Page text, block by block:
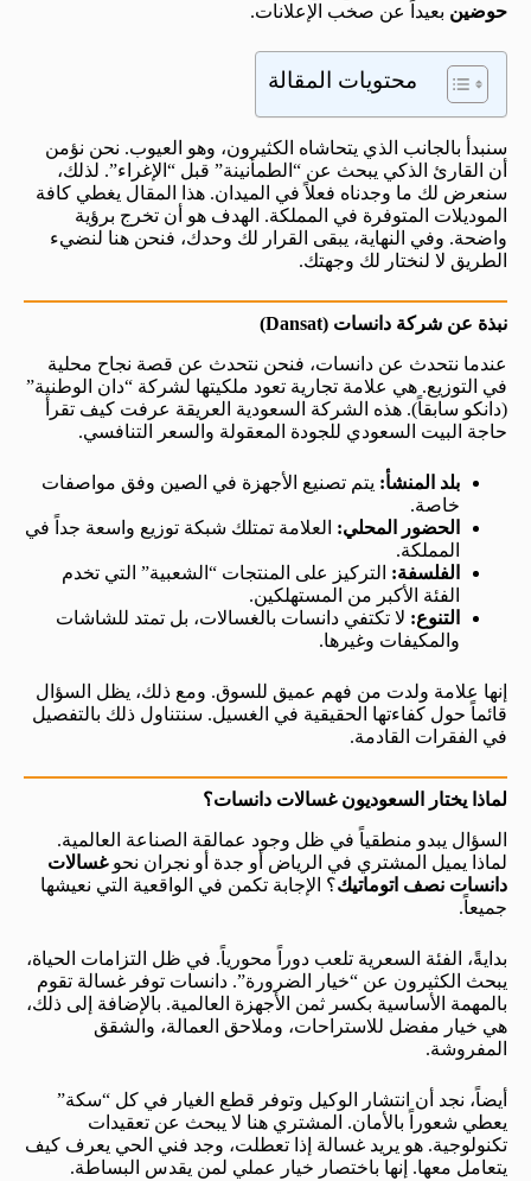
حوضين بعيداً عن صخب الإعلانات.
محتويات المقالة
سنبدأ بالجانب الذي يتحاشاه الكثيرون، وهو العيوب. نحن نؤمن
أن القارئ الذكي يبحث عن “الطمأنينة” قبل “الإغراء”. لذلك،
سنعرض لك ما وجدناه فعلاً في الميدان. هذا المقال يغطي كافة
الموديلات المتوفرة في المملكة. الهدف هو أن تخرج برؤية
واضحة. وفي النهاية، يبقى القرار لك وحدك، فنحن هنا لنضيء
الطريق لا لنختار لك وجهتك.
نبذة عن شركة دانسات (Dansat)
عندما نتحدث عن دانسات، فنحن نتحدث عن قصة نجاح محلية
في التوزيع. هي علامة تجارية تعود ملكيتها لشركة “دان الوطنية”
(دانكو سابقاً). هذه الشركة السعودية العريقة عرفت كيف تقرأ
حاجة البيت السعودي للجودة المعقولة والسعر التنافسي.
بلد المنشأ: يتم تصنيع الأجهزة في الصين وفق مواصفات
خاصة.
الحضور المحلي: العلامة تمتلك شبكة توزيع واسعة جداً في
المملكة.
الفلسفة: التركيز على المنتجات “الشعبية” التي تخدم
الفئة الأكبر من المستهلكين.
التنوع: لا تكتفي دانسات بالغسالات، بل تمتد للشاشات
والمكيفات وغيرها.
إنها علامة ولدت من فهم عميق للسوق. ومع ذلك، يظل السؤال
قائماً حول كفاءتها الحقيقية في الغسيل. سنتناول ذلك بالتفصيل
في الفقرات القادمة.
لماذا يختار السعوديون غسالات دانسات؟
السؤال يبدو منطقياً في ظل وجود عمالقة الصناعة العالمية.
لماذا يميل المشتري في الرياض أو جدة أو نجران نحوغسالات
دانسات نصف اتوماتيك؟ الإجابة تكمن في الواقعية التي نعيشها
جميعاً.
بدايةً، الفئة السعرية تلعب دوراً محورياً. في ظل التزامات الحياة،
يبحث الكثيرون عن “خيار الضرورة”. دانسات توفر غسالة تقوم
بالمهمة الأساسية بكسر ثمن الأجهزة العالمية. بالإضافة إلى ذلك،
هي خيار مفضل للاستراحات، وملاحق العمالة، والشقق
المفروشة.
أيضاً، نجد أن انتشار الوكيل وتوفر قطع الغيار في كل “سكة”
يعطي شعوراً بالأمان. المشتري هنا لا يبحث عن تعقيدات
تكنولوجية. هو يريد غسالة إذا تعطلت، وجد فني الحي يعرف كيف
يتعامل معها. إنها باختصار خيار عملي لمن يقدس البساطة.